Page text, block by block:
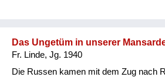
Das Ungetüm in unserer
Fr. Linde, Jg. 1940
Die Russen kamen mit dem Zug nach